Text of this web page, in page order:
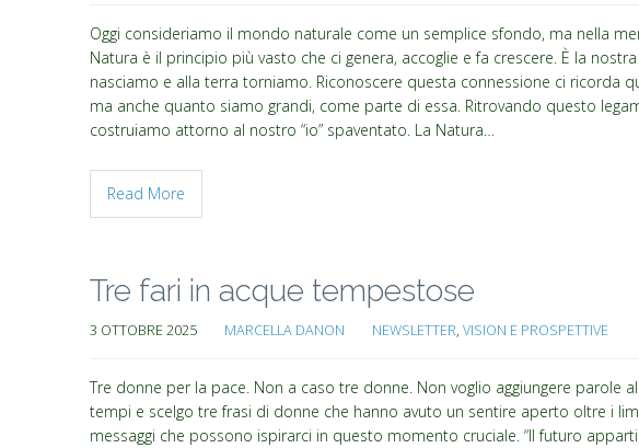
Oggi consideriamo il mondo naturale come un semplice sfondo, ma nella
Natura è il principio più vasto che ci genera, accoglie e fa crescere. È la
nasciamo e alla terra torniamo. Riconoscere questa connessione ci ricorda
ma anche quanto siamo grandi, come parte di essa. Ritrovando questo
costruiamo attorno al nostro “io” spaventato. La Natura…
Read More
Tre fari in acque tempestose
3 OTTOBRE 2025 MARCELLA DANON NEWSLETTER, VISION E PROSPETTIVE
Tre donne per la pace. Non a caso tre donne. Non voglio aggiungere parole
tempi e scelgo tre frasi di donne che hanno avuto un sentire aperto oltre i
messaggi che possono ispirarci in questo momento cruciale. “Il futuro